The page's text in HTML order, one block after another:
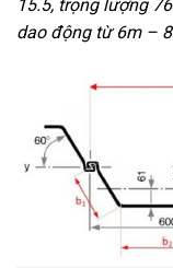
15.5, trọng lượng
dao động từ 6m –